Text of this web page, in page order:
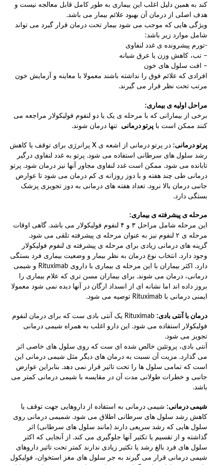
کند به همین دلیل اغلب این بیماری به طور کامل قابل معالجه نیست و
هدف اصلی از درمان آن بهبود علائم بیمار می باشد.
ویژگی هایی که موجب می شود بیمار تحت درمان قرار گیرد می تواند
شامل موارد زیر باشد:
-تورم پیشرونده ی غدد لنفاوی
– تب، کاهش وزن یا عرق شبانه
– افت سلول های خون
افرادی که علائم فوق را نداشته باشند معمولا با معاینه و آزمایش خون
مرتب تحت نظر قرار می گیرند.
مراحل اولیه ی بیماری:
برخی از بیمارانی که با مرحله ی یک یا دو لنفوم فولیکولار مراجعه می
کنند ممکن است با پرتو درمانی تنها درمان شوند.
پرتو درمانی:
در پرتو درمانی از اشعه ی X پرانرژی برای توقف یا کاهش
رشد سلول های سرطانی استفاده می شود. پرتو به غدد لنفاوی درگیر
تابانده می شود. ممکن است غدد لنفاوی مجاور آنها نیز درمان شود. پرتو
درمانی طی چند هفته و با دوز روزانه ی کم درمان می شود تا عوارض
جانبی درمان بالا نرود. تعداد هفته های درمانی به دوز تجویزی پزشک
بستگی دارد.
مرحله ی پیشرفته ی بیماری:
این مرحله شامل مراحل ۳ و ۴ لنفوم فولیکولار می باشد. گاهی اوقات
مرحله ی ۲ لنفوم نیز به عنوان مرحله ی پیشرفته تلقی می شود.
گزینه های درمانی زیادی برای مرحله ی پیشرفته ی لنفوم فولیکولار
وجود دارد. انتخاب نوع درمان به نظر بیمار و وضعیت بیماری فرد بستگی
دارد. اکثر بیماران با این مرحله ی بیماری با داروی Rituximab و شیمی
درمانی، درمان می شوند. برای بیماران مسن تری که علام بیماری را
بروز داده اند اما نشانه ای از انسداد ارگان در آنها دیده نمی شود معمولا
ایمنی درمانی با Rituximab توصیه می شود.
درمان با آنتی بادی:
Rituximab یک آنتی بادی ست که برای درمان لنفوم
فولیکولار استفاده می شود. این دارو اغلب به همراه شیمی درمانی
تجویز می شود.
آنتی بادی، پروتئین خالص شده ای ست که روی سلول های خاصی اثر
می گذارد. مزیت آن نسبت به درمان های دیگر مثل شیمی درمانی این
است که تمامی سلول ها را تحت تاثیر قرار نمی دهد. بنابراین عوارض
جانبی و خطرات طولانی مدت آن در مقایسه با شیمی درمانی کمتر می
باشد.
شیمی درمانی: شیمی درمانی به استفاده از داروهایی جهت توقف یا
کاهش رشد سلول های سرطانی اطلاق می شود. شمیمی درمانی روی
سلول هایی که رشد سریعی دارند (مانند سلول های سرطانی) اثر
گذاشته و از تقسیم یا تکثیر آنها جلوگیری می کند. از آنجایی که اکثر
سلول های فرد بالغ رشد یا تکثیر زیادی ندارند کمتر تحت تاثیر داروهای
شیمی درمانی قرار می گیرند به جر سلول های مغز استخوان، فولیکول